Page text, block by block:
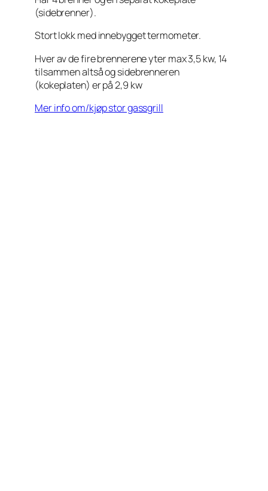
(sidebrenner).
Stort lokk med innebygget termometer.
Hver av de fire brennerene yter max 3,5 kw, 14
tilsammen altså og sidebrenneren
(kokeplaten) er på 2,9 kw
Mer info om/kjøp stor gassgrill